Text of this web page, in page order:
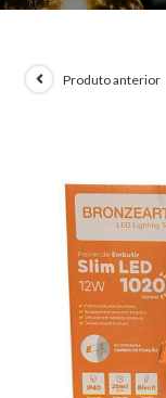
Produto anterior